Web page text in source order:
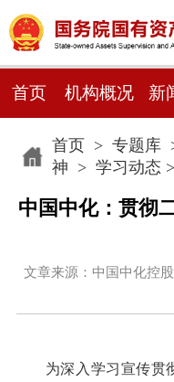
首页 机构概况 新
首页> 专题库
神 > 学习动态
中国中化：贯彻
文章来源：中国中化
为深入学习宣传贯